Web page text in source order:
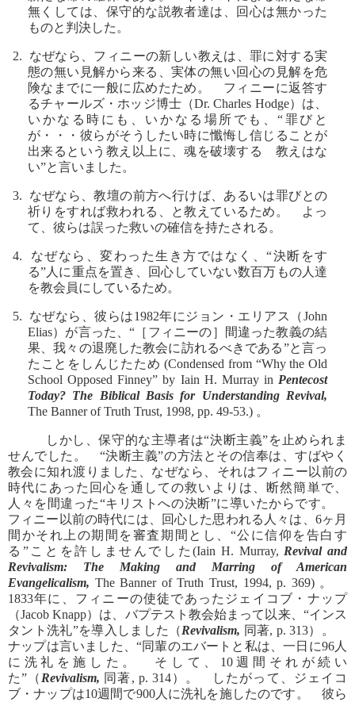
無くしては、保守的な説教者達は、回心は無かった
ものと判決した。
2. なぜなら、フィニーの新しい教えは、罪に対する実
態の無い見解から来る、実体の無い回心の見解を危
険なまでに一般に広めたため。 フィニーに返答す
るチャールズ・ホッジ博士（Dr. Charles Hodge）は、
いかなる時にも、いかなる場所でも、“罪びと
が・・・彼らがそうしたい時に懺悔し信じることが
出来るという教え以上に、魂を破壊する 教えはな
い”と言いました。
3. なぜなら、教壇の前方へ行けば、あるいは罪びとの
祈りをすれば救われる、と教えているため。 よっ
て、彼らは誤った救いの確信を持たされる。
4. なぜなら、変わった生き方ではなく、“決断をす
る”人に重点を置き、回心していない数百万もの人達
を教会員にしているため。
5. なぜなら、彼らは1982年にジョン・エリアス（John
Elias）が言った、“［フィニーの］間違った教義の結
果、我々の退廃した教会に訪れるべきである”と言っ
たことをしんじたため (Condensed from “Why the Old
School Opposed Finney” by Iain H. Murray in Pentecost
Today? The Biblical Basis for Understanding Revival,
The Banner of Truth Trust, 1998, pp. 49-53.) 。
しかし、保守的な主導者は“決断主義”を止められま
せんでした。 “決断主義”の方法とその信奉は、すばやく
教会に知れ渡りました、なぜなら、それはフィニー以前の
時代にあった回心を通しての救いよりは、断然簡単で、
人々を間違った“キリストへの決断”に導いたからです。
フィニー以前の時代には、回心した思われる人々は、6ヶ月
間かそれ上の期間を審査期間とし、“公に信仰を告白す
る”ことを許しませんでした(Iain H. Murray, Revival and
Revivalism: The Making and Marring of American
Evangelicalism, The Banner of Truth Trust, 1994, p. 369) 。
1833年に、フィニーの使徒であったジェイコブ・ナップ
（Jacob Knapp）は、バプテスト教会始まって以来、“インス
タント洗礼”を導入しました（Revivalism, 同著, p. 313）。
ナップは言いました、“同輩のエバートと私は、一日に96人
に洗礼を施した。 そして、10週間それが続い
た”（ Revivalism, 同著, p. 314）。 したがって、ジェイコ
ブ・ナップは10週間で900人に洗礼を施したのです。 彼ら